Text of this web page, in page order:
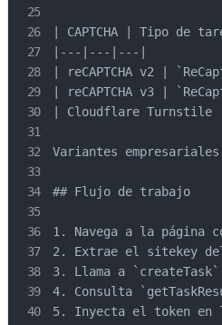
| CAPTCHA | Tipo de
|---|---|---|
| reCAPTCHA v2 |
| reCAPTCHA v3 |
| Cloudflare Turnstile
Variantes
## Flujo de trabajo
1. Navega a la página
2. Extrae el sitekey
3. Llama a
4. Consulta
5. Inyecta el token en